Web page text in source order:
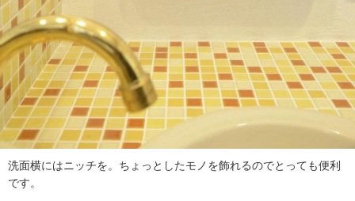
洗面横にはニッチを。ちょっとしたモノを飾れるのでとっても便利
です。